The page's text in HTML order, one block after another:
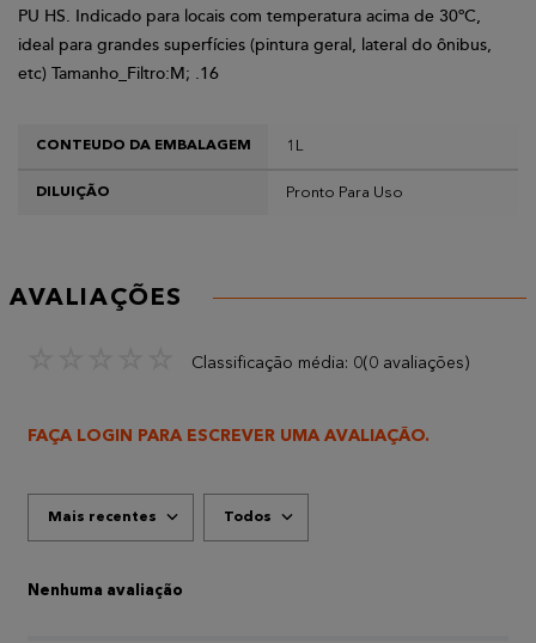
PU HS. Indicado para locais com temperatura acima de 30ºC,
ideal para grandes superfícies (pintura geral, lateral do ônibus,
etc) Tamanho_Filtro:M; .16
CONTEUDO DA EMBALAGEM 1L
DILUIÇÃO Pronto Para Uso
AVALIAÇÕES
Classificação média: 0(0 avaliações)
FAÇA LOGIN PARA ESCREVER UMA AVALIAÇÃO.
Mais recentes Todos
Nenhuma avaliação